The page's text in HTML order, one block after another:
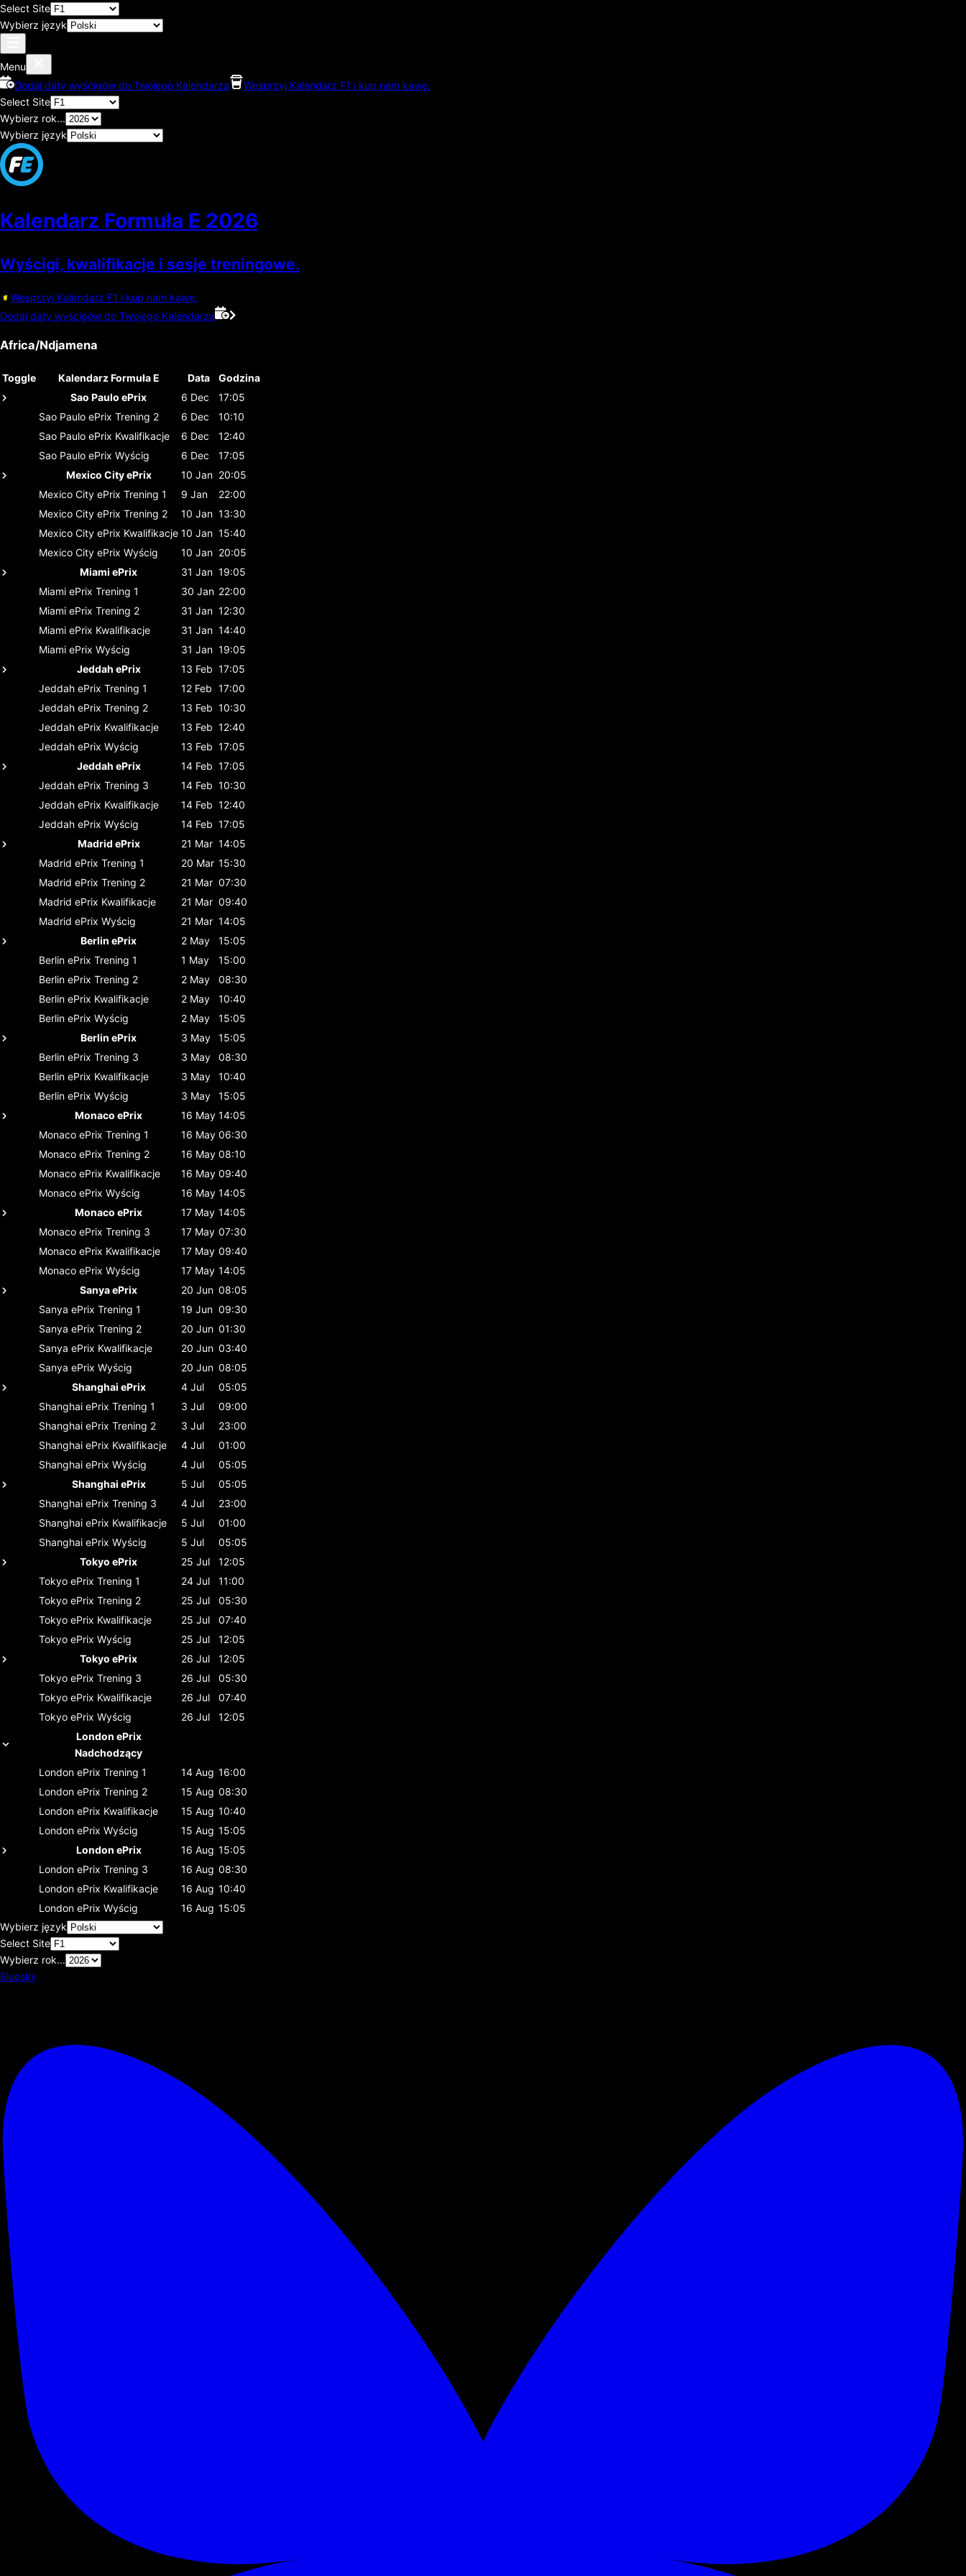
Select Site
Wybierz język
Menu
Dodaj daty wyścigów do Twojego Kalendarza
Wesprzyj Kalendarz F1 i kup nam kawę.
Select Site
Wybierz rok...
Wybierz język
Kalendarz Formuła E 2026
Wyścigi, kwalifikacje i sesje treningowe.
Wesprzyj Kalendarz F1 i kup nam kawę.
Dodaj daty wyścigów do Twojego Kalendarza
Africa/Ndjamena
Toggle Kalendarz Formuła E Data
Godzina
Sao Paulo ePrix
6 Dec
17:05
Sao Paulo ePrix Trening 2 6 Dec
10:10
Sao Paulo ePrix Kwalifikacje 6 Dec
12:40
Sao Paulo ePrix Wyścig 6 Dec
17:05
Mexico City ePrix
10 Jan 20:05
Mexico City ePrix Trening 1 9 Jan
22:00
Mexico City ePrix Trening 2 10 Jan 13:30
Mexico City ePrix Kwalifikacje 10 Jan 15:40
Mexico City ePrix Wyścig 10 Jan 20:05
Miami ePrix
31 Jan 19:05
Miami ePrix Trening 1 30 Jan 22:00
Miami ePrix Trening 2 31 Jan 12:30
Miami ePrix Kwalifikacje 31 Jan 14:40
Miami ePrix Wyścig 31 Jan 19:05
Jeddah ePrix
13 Feb 17:05
Jeddah ePrix Trening 1 12 Feb 17:00
Jeddah ePrix Trening 2 13 Feb 10:30
Jeddah ePrix Kwalifikacje 13 Feb 12:40
Jeddah ePrix Wyścig 13 Feb 17:05
Jeddah ePrix
14 Feb 17:05
Jeddah ePrix Trening 3 14 Feb 10:30
Jeddah ePrix Kwalifikacje 14 Feb 12:40
Jeddah ePrix Wyścig 14 Feb 17:05
Madrid ePrix
21 Mar 14:05
Madrid ePrix Trening 1 20 Mar 15:30
Madrid ePrix Trening 2 21 Mar 07:30
Madrid ePrix Kwalifikacje 21 Mar 09:40
Madrid ePrix Wyścig 21 Mar 14:05
Berlin ePrix
2 May
15:05
Berlin ePrix Trening 1 1 May
15:00
Berlin ePrix Trening 2 2 May
08:30
Berlin ePrix Kwalifikacje 2 May
10:40
Berlin ePrix Wyścig 2 May
15:05
Berlin ePrix
3 May
15:05
Berlin ePrix Trening 3 3 May
08:30
Berlin ePrix Kwalifikacje 3 May
10:40
Berlin ePrix Wyścig 3 May
15:05
Monaco ePrix
16 May 14:05
Monaco ePrix Trening 1 16 May 06:30
Monaco ePrix Trening 2 16 May 08:10
Monaco ePrix Kwalifikacje 16 May 09:40
Monaco ePrix Wyścig 16 May 14:05
Monaco ePrix
17 May 14:05
Monaco ePrix Trening 3 17 May 07:30
Monaco ePrix Kwalifikacje 17 May 09:40
Monaco ePrix Wyścig 17 May 14:05
Sanya ePrix
20 Jun 08:05
Sanya ePrix Trening 1 19 Jun 09:30
Sanya ePrix Trening 2 20 Jun 01:30
Sanya ePrix Kwalifikacje 20 Jun 03:40
Sanya ePrix Wyścig 20 Jun 08:05
Shanghai ePrix
4 Jul
05:05
Shanghai ePrix Trening 1 3 Jul
09:00
Shanghai ePrix Trening 2 3 Jul
23:00
Shanghai ePrix Kwalifikacje 4 Jul
01:00
Shanghai ePrix Wyścig 4 Jul
05:05
Shanghai ePrix
5 Jul
05:05
Shanghai ePrix Trening 3 4 Jul
23:00
Shanghai ePrix Kwalifikacje 5 Jul
01:00
Shanghai ePrix Wyścig 5 Jul
05:05
Tokyo ePrix
25 Jul
12:05
Tokyo ePrix Trening 1 24 Jul
11:00
Tokyo ePrix Trening 2 25 Jul
05:30
Tokyo ePrix Kwalifikacje 25 Jul
07:40
Tokyo ePrix Wyścig 25 Jul
12:05
Tokyo ePrix
26 Jul
12:05
Tokyo ePrix Trening 3 26 Jul
05:30
Tokyo ePrix Kwalifikacje 26 Jul
07:40
Tokyo ePrix Wyścig 26 Jul
12:05
London ePrix
Nadchodzący
London ePrix Trening 1 14 Aug 16:00
London ePrix Trening 2 15 Aug 08:30
London ePrix Kwalifikacje 15 Aug 10:40
London ePrix Wyścig 15 Aug 15:05
London ePrix
16 Aug 15:05
London ePrix Trening 3 16 Aug 08:30
London ePrix Kwalifikacje 16 Aug 10:40
London ePrix Wyścig 16 Aug 15:05
Wybierz język
Select Site
Wybierz rok...
Bluesky